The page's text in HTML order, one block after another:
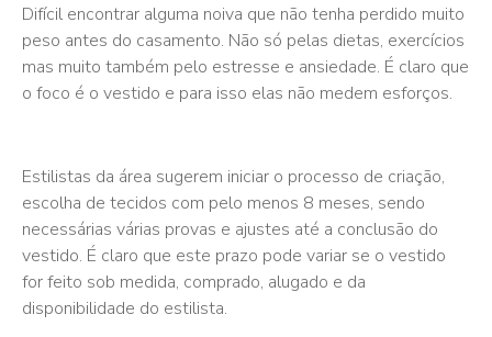
Difícil encontrar alguma noiva que não tenha perdido muito
peso antes do casamento. Não só pelas dietas, exercícios
mas muito também pelo estresse e ansiedade. É claro que
o foco é o vestido e para isso elas não medem esforços.
Estilistas da área sugerem iniciar o processo de criação,
escolha de tecidos com pelo menos 8 meses, sendo
necessárias várias provas e ajustes até a conclusão do
vestido. É claro que este prazo pode variar se o vestido
for feito sob medida, comprado, alugado e da
disponibilidade do estilista.